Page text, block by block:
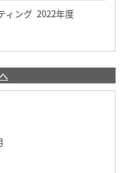
ィング 2022年度